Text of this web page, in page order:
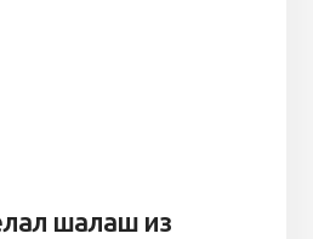
шалаш из